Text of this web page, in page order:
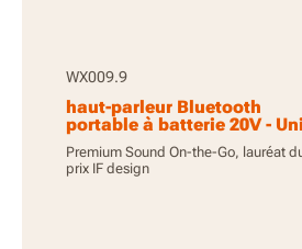
WX009.9
haut-parleur Bluetooth
portable à batterie 20V -
seule
Premium Sound On-the-Go, lauréat
prix IF design